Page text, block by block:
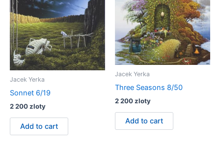
Jacek Yerka
Sonnet 6/19
2 200zloty
Add to cart
Jacek Yerka
Three Seasons 8/50
2 200zloty
Add to cart